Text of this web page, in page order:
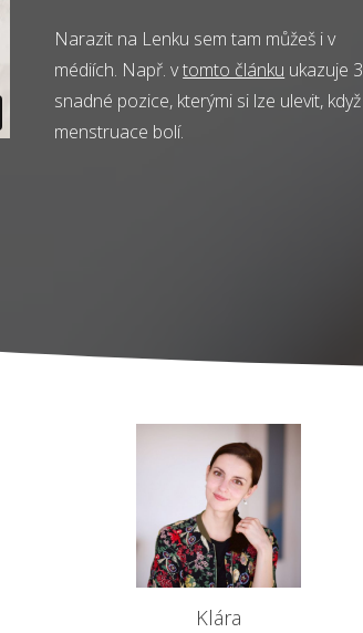
Narazit na Lenku sem tam můžeš i v
médiích. Např. vtomto článku ukazuje 3
snadné pozice, kterými si lze ulevit, když
menstruace bolí.
Klára